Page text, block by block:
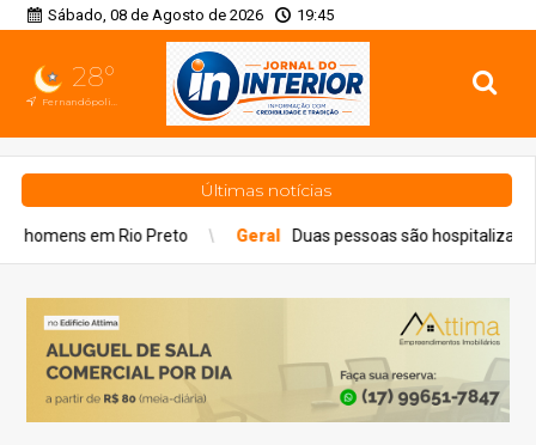
Sábado, 08 de Agosto de 2026 19:45
28°
Fernandópolis, SP
Últimas notícias
Geral Duas pessoas são hospitalizadas por inalação de